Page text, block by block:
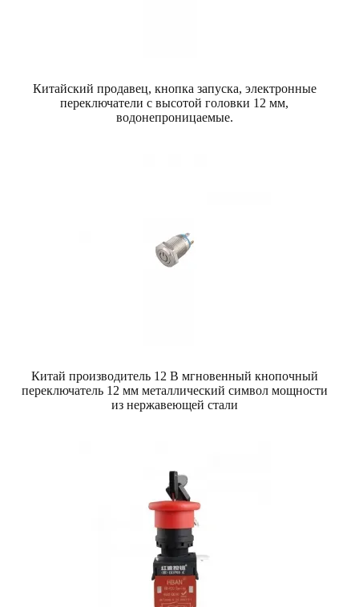
Китайский продавец, кнопка запуска, электронные
переключатели с высотой головки 12 мм,
водонепроницаемые.
Китай производитель 12 В мгновенный кнопочный
переключатель 12 мм металлический символ мощности
из нержавеющей стали